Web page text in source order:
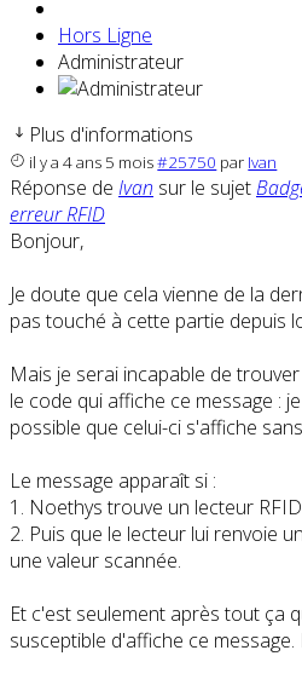
Hors Ligne
Administrateur
Plus d'informations
il y a 4 ans 5 mois#25750 par Ivan
Réponse de Ivan sur le sujet
erreur RFID
Bonjour,
Je doute que cela vienne de la
pas touché à cette partie depuis
Mais je serai incapable de
le code qui affiche ce message :
possible que celui-ci s'affiche
Le message apparaît si :
1. Noethys trouve un lecteur
2. Puis que le lecteur lui renvoie
une valeur scannée.
Et c'est seulement après tout ça
susceptible d'affiche ce message.